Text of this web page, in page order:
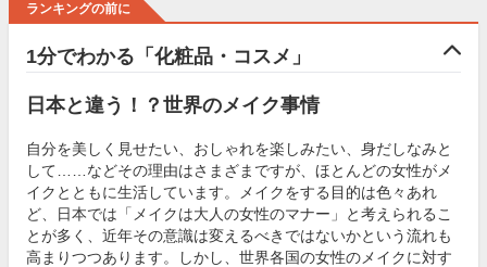
ランキングの前に
1分でわかる「化粧品・コスメ」
日本と違う！？世界のメイク事情
自分を美しく見せたい、おしゃれを楽しみたい、身だしなみと
して……などその理由はさまざまですが、ほとんどの女性がメ
イクとともに生活しています。メイクをする目的は色々あれ
ど、日本では「メイクは大人の女性のマナー」と考えられるこ
とが多く、近年その意識は変えるべきではないかという流れも
高まりつつあります。しかし、世界各国の女性のメイクに対す